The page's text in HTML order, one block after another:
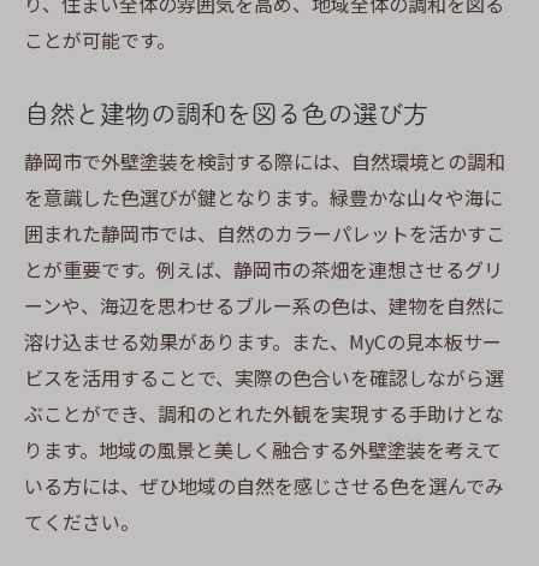
ったりの色見本
地域の魅力を最大限に引き出す色の選び方
外壁塗装で地域の価値を高める方法
静岡市ならではの色見本の選び方
地域の個性を引き立てる外壁色の活用
静岡市の風景に溶け込む外壁色の選定
ことが可能です。
自然と建物の調和を図る色の選び方
静岡市で外壁塗装を検討する際には、自然環境との調和
を意識した色選びが鍵となります。緑豊かな山々や海に
囲まれた静岡市では、自然のカラーパレットを活かすこ
とが重要です。例えば、静岡市の茶畑を連想させるグリ
ーンや、海辺を思わせるブルー系の色は、建物を自然に
溶け込ませる効果があります。また、MyCの見本板サー
ビスを活用することで、実際の色合いを確認しながら選
ぶことができ、調和のとれた外観を実現する手助けとな
ります。地域の風景と美しく融合する外壁塗装を考えて
いる方には、ぜひ地域の自然を感じさせる色を選んでみ
てください。